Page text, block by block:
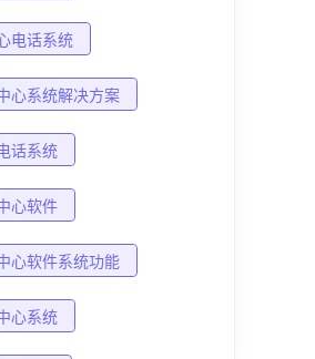
电话系统
心系统解决方案
话系统
心软件
心软件系统功能
心系统